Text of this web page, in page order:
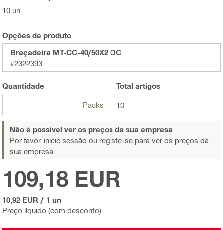
10 un
Opções de produto
Braçadeira MT-CC-40/50X2 OC
#2322393
Quantidade
Packs
Total artigos
10
Não é possível ver os preços da sua empresa
Por favor, inicie sessão ou registe-se para ver os preços da
sua empresa.
Preço líquido (com desconto)
109,18 EUR
10,92 EUR / 1 un